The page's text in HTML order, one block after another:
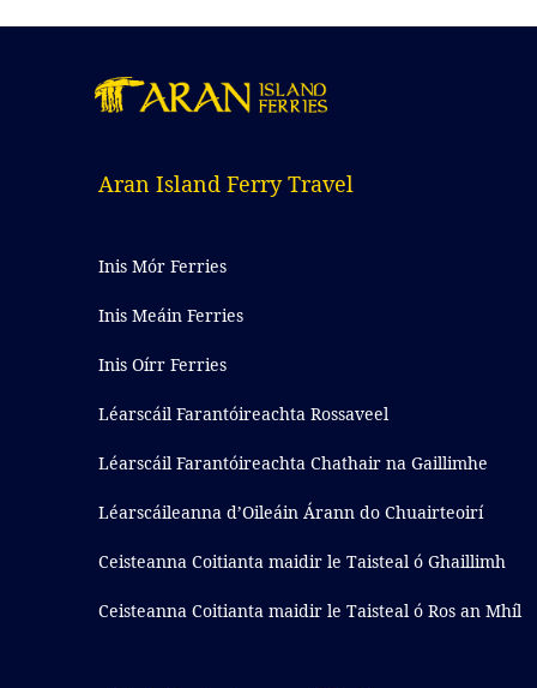
Aran Island Ferry Travel
Inis Mór Ferries
Inis Meáin Ferries
Inis Oírr Ferries
Léarscáil Farantóireachta Rossaveel
Léarscáil Farantóireachta Chathair na Gaillimhe
Léarscáileanna d’Oileáin Árann do Chuairteoirí
Ceisteanna Coitianta maidir le Taisteal ó Ghaillimh
Ceisteanna Coitianta maidir le Taisteal ó Ros an Mhíl